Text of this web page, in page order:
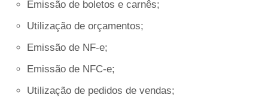
Emissão de boletos e carnês;
Utilização de orçamentos;
Emissão de NF-e;
Emissão de NFC-e;
Utilização de pedidos de vendas;